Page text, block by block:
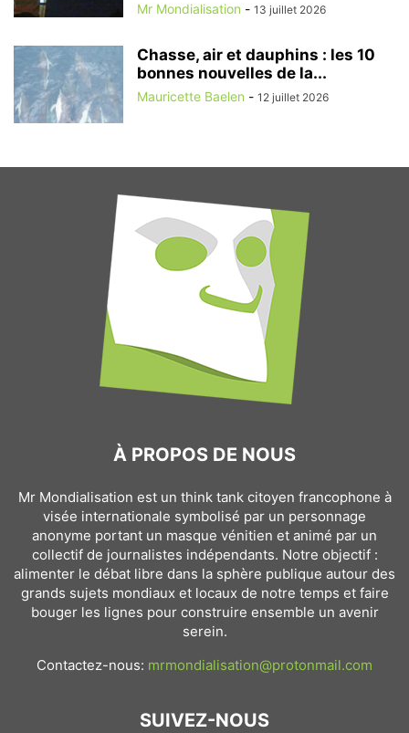
Mr Mondialisation - 13 juillet 2026
Chasse, air et dauphins : les 10
bonnes nouvelles de la...
Mauricette Baelen - 12 juillet 2026
À PROPOS DE NOUS
Mr Mondialisation est un think tank citoyen francophone à
visée internationale symbolisé par un personnage
anonyme portant un masque vénitien et animé par un
collectif de journalistes indépendants. Notre objectif :
alimenter le débat libre dans la sphère publique autour des
grands sujets mondiaux et locaux de notre temps et faire
bouger les lignes pour construire ensemble un avenir
serein.
Contactez-nous: mrmondialisation@protonmail.com
SUIVEZ-NOUS